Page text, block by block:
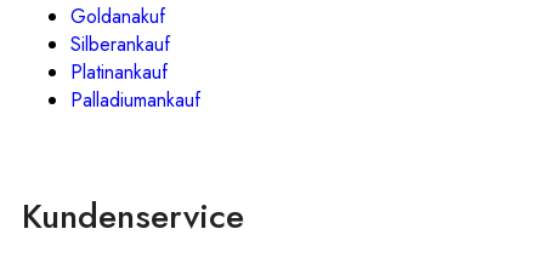
Goldanakuf
Silberankauf
Platinankauf
Palladiumankauf
Kundenservice